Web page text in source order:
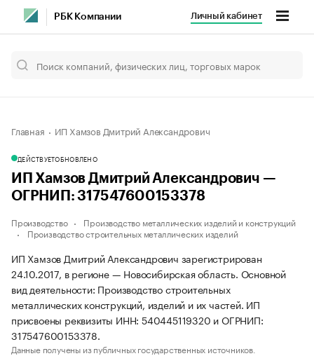
РБК Компании Личный кабинет
Главная ИП Хамзов Дмитрий Александрович
ДЕЙСТВУЕТОБНОВЛЕНО
ИП Хамзов Дмитрий Александрович —
ОГРНИП: 317547600153378
Производство
Производство металлических изделий и конструкций
Производство строительных металлических изделий
ИП Хамзов Дмитрий Александрович зарегистрирован
24.10.2017, в регионе — Новосибирская область. Основной
вид деятельности: Производство строительных
металлических конструкций, изделий и их частей. ИП
присвоены реквизиты ИНН: 540445119320 и ОГРНИП:
317547600153378.
Данные получены из публичных государственных источников.